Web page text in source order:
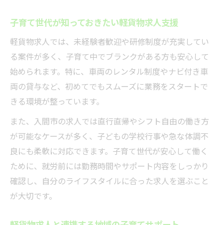
子育て世代が知っておきたい軽貨物求人支援
軽貨物求人では、未経験者歓迎や研修制度が充実してい
る案件が多く、子育て中でブランクがある方も安心して
始められます。特に、車両のレンタル制度やナビ付き車
両の貸与など、初めてでもスムーズに業務をスタートで
きる環境が整っています。
また、入間市の求人では直行直帰やシフト自由の働き方
が可能なケースが多く、子どもの学校行事や急な体調不
良にも柔軟に対応できます。子育て世代が安心して働く
ために、就労前には勤務時間やサポート内容をしっかり
確認し、自分のライフスタイルに合った求人を選ぶこと
が大切です。